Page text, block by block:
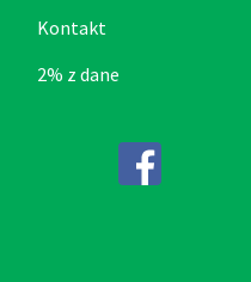
Kontakt
2% z dane